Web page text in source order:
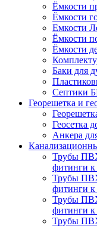
Ёмкости
Ёмкости
Емкости
Ёмкости
Ёмкости
Баки для
Септики
Георешетка и
Геосетка
Анкера
Трубы
фитинги
Трубы
фитинги
Трубы
фитинги
Трубы